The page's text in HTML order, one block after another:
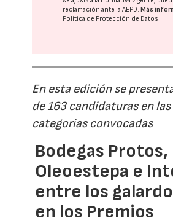
reclamación ante laAEPD. Más
Política de Protección de Datos
En esta edición se
de 163 candidaturas en las
categorías convocadas
Bodegas Protos,
Oleoestepa e
entre los
en los Premios